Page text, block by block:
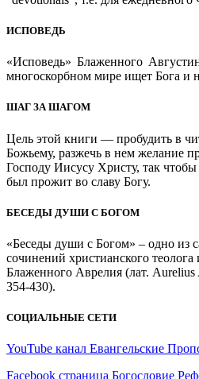
ИСПОВЕДЬ
«Исповедь» Блаженного
многоскорбном мире ищет Бога и
ШАГ ЗА ШАГОМ
Цель этой книги — пробудить в
Божьему, разжечь в нем желание
Господу Иисусу Христу, так
был прожит во славу Богу.
БЕСЕДЫ ДУШИ С БОГОМ
«Беседы души с Богом» – одно из
сочинений христианского
Блаженного Аврелия (лат. Aurelius
354-430).
СОЦИАЛЬНЫЕ СЕТИ
YouTube канал Евангельские
Facebook страница Богословие